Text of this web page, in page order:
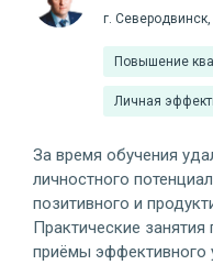
г.
Повышение
Личная
За время обучения
личностного
позитивного и
Практические занятия
приёмы эффективного